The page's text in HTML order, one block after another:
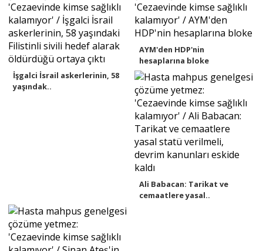
İşgalci İsrail askerlerinin, 58
yaşındak..
AYM'den HDP'nin
hesaplarına bloke
Ali Babacan: Tarikat ve
cemaatlere yasal..